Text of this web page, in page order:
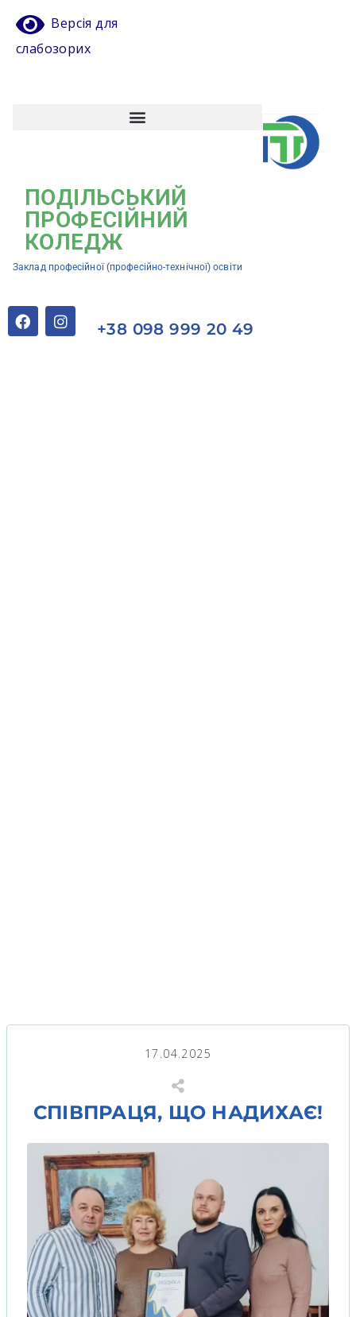
Версія для
слабозорих
ПОДІЛЬСЬКИЙ
ПРОФЕСІЙНИЙ
КОЛЕДЖ
Заклад професійної (професійно-технічної) освіти
+38 098 999 20 49
17.04.2025
СПІВПРАЦЯ, ЩО НАДИХАЄ!